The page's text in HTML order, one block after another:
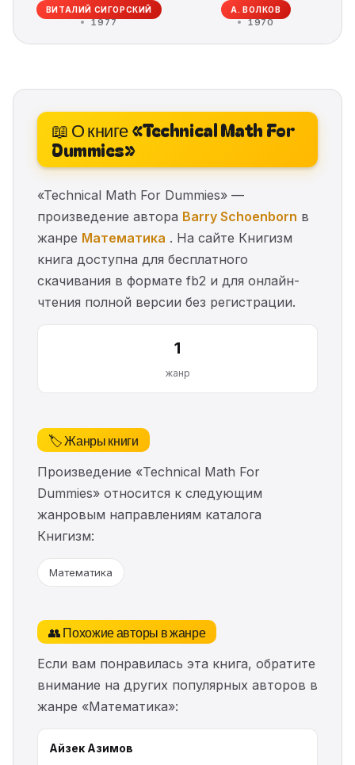
ВИТАЛИЙ СИГОРСКИЙ
1977
А. ВОЛКОВ
1970
📖 О книге «Technical Math For
Dummies»
«Technical Math For Dummies» —
произведение автора Barry Schoenborn в
жанре Математика . На сайте Книгизм
книга доступна для бесплатного
скачивания в формате fb2 и для онлайн-
чтения полной версии без регистрации.
1
жанр
🏷️ Жанры книги
Произведение «Technical Math For
Dummies» относится к следующим
жанровым направлениям каталога
Книгизм:
Математика
👥 Похожие авторы в жанре
Если вам понравилась эта книга, обратите
внимание на других популярных авторов в
жанре «Математика»:
Айзек Азимов